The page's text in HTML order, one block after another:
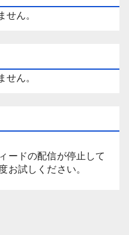
せん。
せん。
ードの配信が停止して
お試しください。